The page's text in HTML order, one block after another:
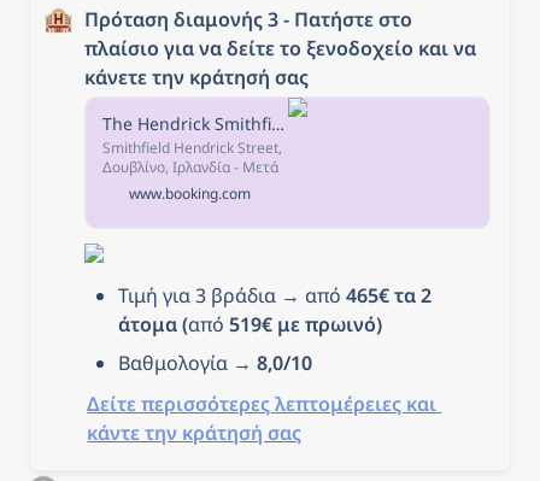
🏨 Πρόταση διαμονής 3 - Πατήστε στο
πλαίσιο για να δείτε το ξενοδοχείο και να
κάνετε την κράτησή σας
The Hendrick Smithfield, Δουβλίνο, Ιρλανδία
Smithfield Hendrick Street,
Δουβλίνο, Ιρλανδία - Μετά
την κράτηση, όλα τα
στοιχεία του καταλύματος,
συμπεριλαμβανομένων
του τηλεφώνου και της
διεύθυνσης, παρέχονται
στην επιβεβαίωση της
κράτησης και τον
λογαριασμό σας.
www.booking.com
Τιμή για 3 βράδια → από 465€ τα 2
άτομα (από 519€ με πρωινό)
Βαθμολογία → 8,0/10
Δείτε περισσότερες λεπτομέρειες και
κάντε την κράτησή σας